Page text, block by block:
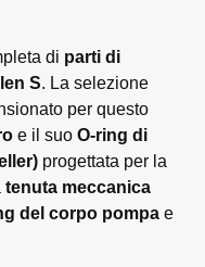
di parti di
S. La selezione
per questo
e il suo O-ring di
progettata per la
tenuta meccanica
del corpo pompae